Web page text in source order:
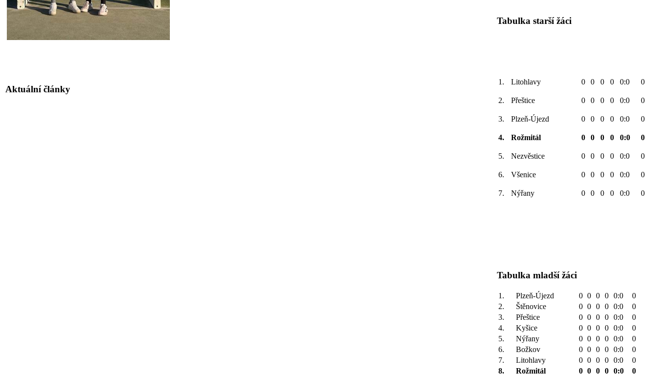
Aktuální články
Tabulka starší žáci
1. Litohlavy 0 0 0 0 0:0 0
2. Přeštice 0 0 0 0 0:0 0
3. Plzeň-Újezd 0 0 0 0 0:0 0
4. Rožmitál 0 0 0 0 0:0 0
5. Nezvěstice 0 0 0 0 0:0 0
6. Všenice 0 0 0 0 0:0 0
7. Nýřany 0 0 0 0 0:0 0
Tabulka mladší žáci
1. Plzeň-Újezd 0 0 0 0 0:0
0
2.
Štěnovice 0 0 0 0 0:0
0
3.
Přeštice 0 0 0 0 0:0
0
4.
Kyšice 0 0 0 0 0:0
0
5.
Nýřany 0 0 0 0 0:0
0
6.
Božkov 0 0 0 0 0:0
0
7.
Litohlavy 0 0 0 0 0:0
0
8.
Rožmitál 0 0 0 0 0:0 0